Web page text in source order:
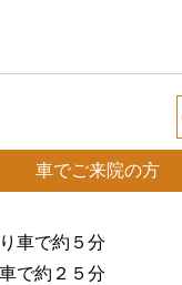
車でご来院の方
り車で約５分
車で約２５分